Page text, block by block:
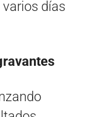
días